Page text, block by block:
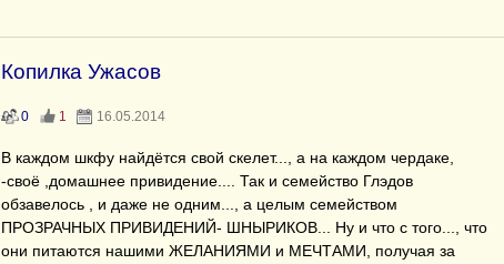
Копилка Ужасов
0 1 16.05.2014
В каждом шкфу найдётся свой скелет..., а на каждом чердаке,
-своё ,домашнее привидение.... Так и семейство Глэдов
обзавелось , и даже не одним..., а целым семейством
ПРОЗРАЧНЫХ ПРИВИДЕНИЙ- ШНЫРИКОВ... Ну и что с того..., что
они питаются нашими ЖЕЛАНИЯМИ и МЕЧТАМИ, получая за